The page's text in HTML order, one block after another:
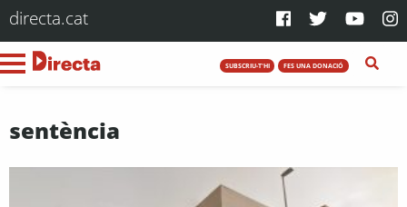
directa.cat
SUBSCRIU-T'HI FES UNA DONACIÓ
sentència